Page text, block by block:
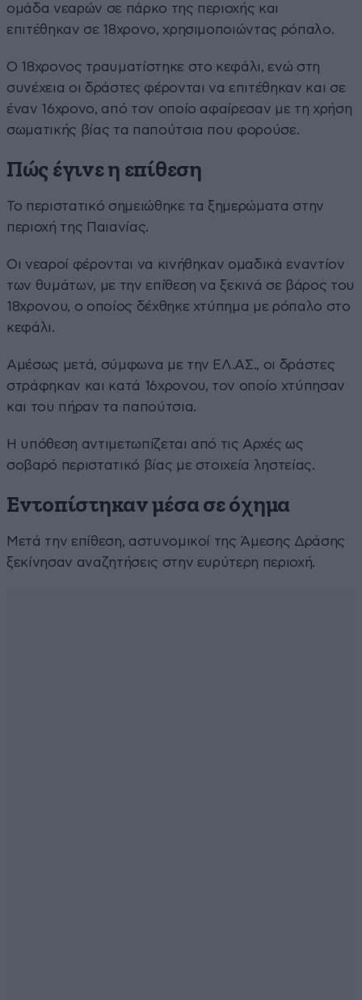
ομάδα νεαρών σε πάρκο της περιοχής και
επιτέθηκαν σε 18χρονο, χρησιμοποιώντας ρόπαλο.
Ο 18χρονος τραυματίστηκε στο κεφάλι, ενώ στη
συνέχεια οι δράστες φέρονται να επιτέθηκαν και σε
έναν 16χρονο, από τον οποίο αφαίρεσαν με τη χρήση
σωματικής βίας τα παπούτσια που φορούσε.
Πώς έγινε η επίθεση
Το περιστατικό σημειώθηκε τα ξημερώματα στην
περιοχή της Παιανίας.
Οι νεαροί φέρονται να κινήθηκαν ομαδικά εναντίον
των θυμάτων, με την επίθεση να ξεκινά σε βάρος του
18χρονου, ο οποίος δέχθηκε χτύπημα με ρόπαλο στο
κεφάλι.
Αμέσως μετά, σύμφωνα με την ΕΛ.ΑΣ., οι δράστες
στράφηκαν και κατά 16χρονου, τον οποίο χτύπησαν
και του πήραν τα παπούτσια.
Η υπόθεση αντιμετωπίζεται από τις Αρχές ως
σοβαρό περιστατικό βίας με στοιχεία ληστείας.
Εντοπίστηκαν μέσα σε όχημα
Μετά την επίθεση, αστυνομικοί της Άμεσης Δράσης
ξεκίνησαν αναζητήσεις στην ευρύτερη περιοχή.